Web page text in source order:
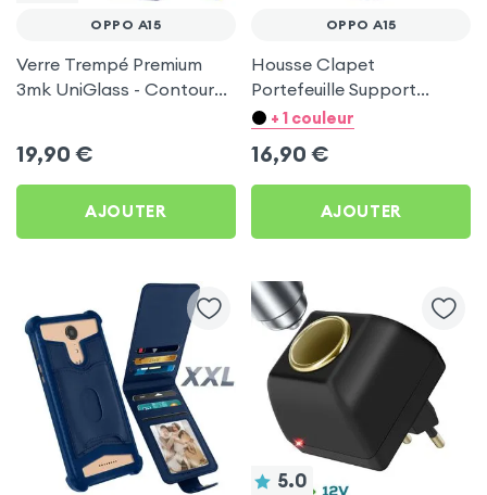
OPPO A15
Verre Trempé Premium
3mk UniGlass - Contour
19,90 €
AJOUTER
OPPO A15
Housse Clapet
Portefeuille Support
Vidéo, aspect Craquelé,
Nuit pour Oppo A15
+ 1 couleur
16,90 €
AJOUTER
5.0